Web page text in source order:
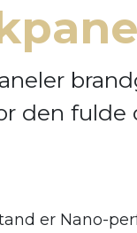
den fulde
er Nano-